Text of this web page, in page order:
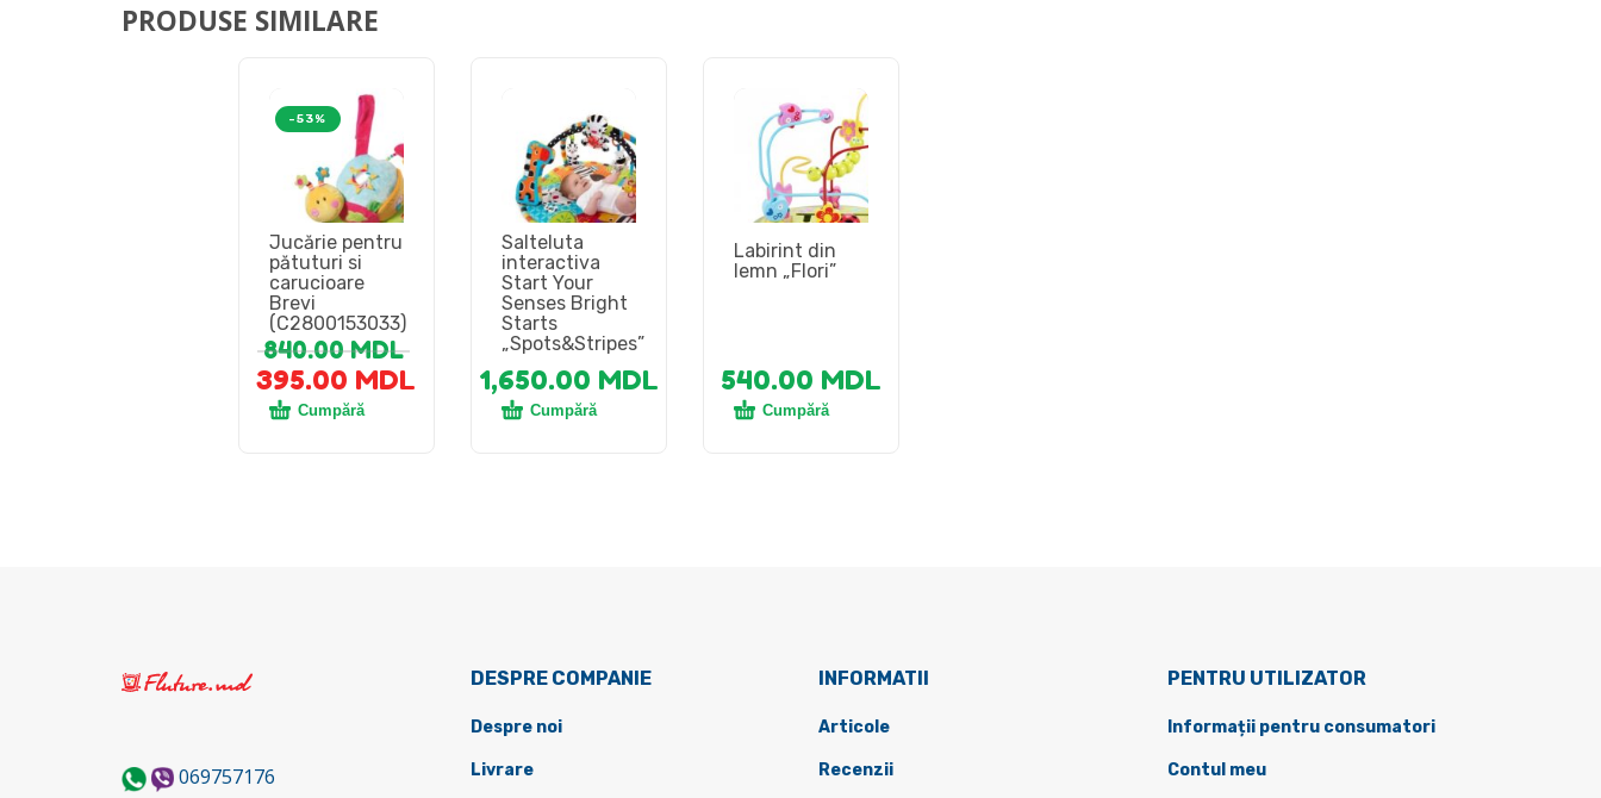
PRODUSE SIMILARE
-53%
Jucărie pentru
pătuturi si
carucioare
Brevi
(C2800153033)
840.00MDL
395.00 MDL
Cumpără
Salteluta
interactiva
Start Your
Senses Bright
Starts
„Spots&Stripes”
1,650.00 MDL
Cumpără
Labirint din
lemn „Flori”
540.00 MDL
Cumpără
069757176
DESPRE COMPANIE
Despre noi
Livrare
INFORMATII
Articole
Recenzii
PENTRU UTILIZATOR
Informații pentru consumatori
Contul meu